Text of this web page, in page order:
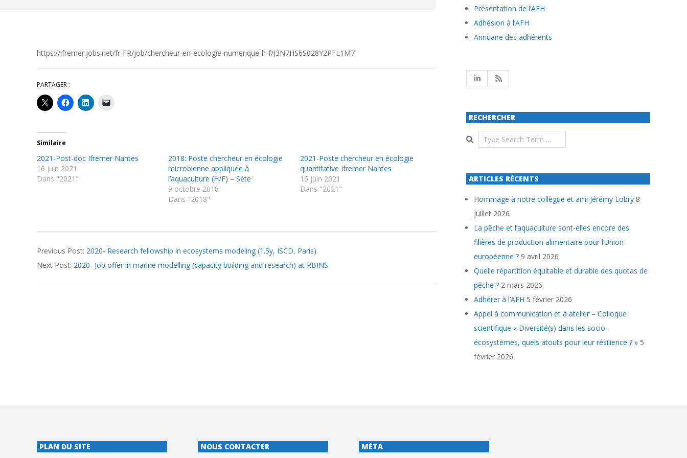
https://ifremer.jobs.net/fr-FR/job/chercheur-en-ecologie-numerique-h-f/J3N7HS6S028Y2PFL1M7
PARTAGER :
Similaire
2021-Post-doc Ifremer Nantes
16 juin 2021
Dans "2021"
2018: Poste chercheur en écologie
microbienne appliquée à
l’aquaculture (H/F) – Sète
9 octobre 2018
Dans "2018"
2021-Poste chercheur en écologie
quantitative Ifremer Nantes
16 juin 2021
Dans "2021"
05-
28
Previous Post: 2020- Research fellowship in ecosystems modeling (1.5y, ISCD, Paris)
Next Post: 2020- Job offer in marine modelling (capacity building and research) at RBINS
Présentation de l’AFH
Adhésion à l’AFH
Annuaire des adhérents
RECHERCHER
Search
ARTICLES RÉCENTS
Hommage à notre collègue et ami Jérémy Lobry 8
juillet 2026
La pêche et l’aquaculture sont-elles encore des
filières de production alimentaire pour l’Union
européenne ? 9 avril 2026
Quelle répartition équitable et durable des quotas de
pêche ? 2 mars 2026
Adhérer à l’AFH 5 février 2026
Appel à communication et à atelier – Colloque
scientifique « Diversité(s) dans les socio-
écosystèmes, quels atouts pour leur résilience ? » 5
février 2026
PLAN DU SITE NOUS CONTACTER MÉTA